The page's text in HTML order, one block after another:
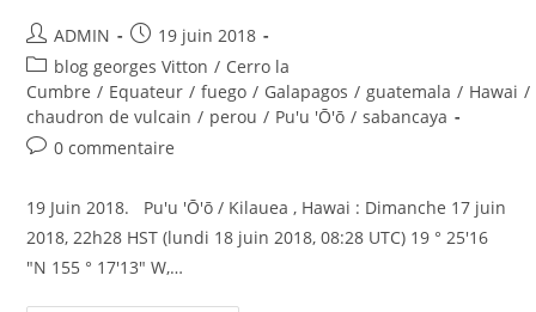
Auteur/autrice
de
la
publication :
ADMIN
Publication
publiée :
19 juin 2018
Post
category:
blog georges Vitton / Cerro la
Cumbre / Equateur / fuego / Galapagos / guatemala / Hawai /
chaudron de vulcain / perou / Pu'u 'Ō'ō / sabancaya
Commentaires
publication :
0 commentaire
19 Juin 2018. Pu'u 'Ō'ō / Kilauea , Hawai : Dimanche 17 juin
2018, 22h28 HST (lundi 18 juin 2018, 08:28 UTC) 19 ° 25'16
"N 155 ° 17'13" W,…